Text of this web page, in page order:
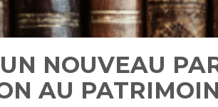
NOUVEAU
AU